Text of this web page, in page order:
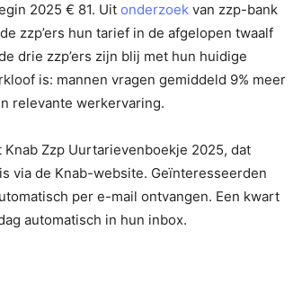
2025 € 81. Uit onderzoek van zzp-bank
zzp’ers hun tarief in de afgelopen twaalf
drie zzp’ers zijn blij met hun huidige
is: mannen vragen gemiddeld 9% meer
relevante werkervaring.
Zzp Uurtarievenboekje 2025, dat
via de Knab-website. Geïnteresseerden
per e-mail ontvangen. Een kwart
automatisch in hun inbox.